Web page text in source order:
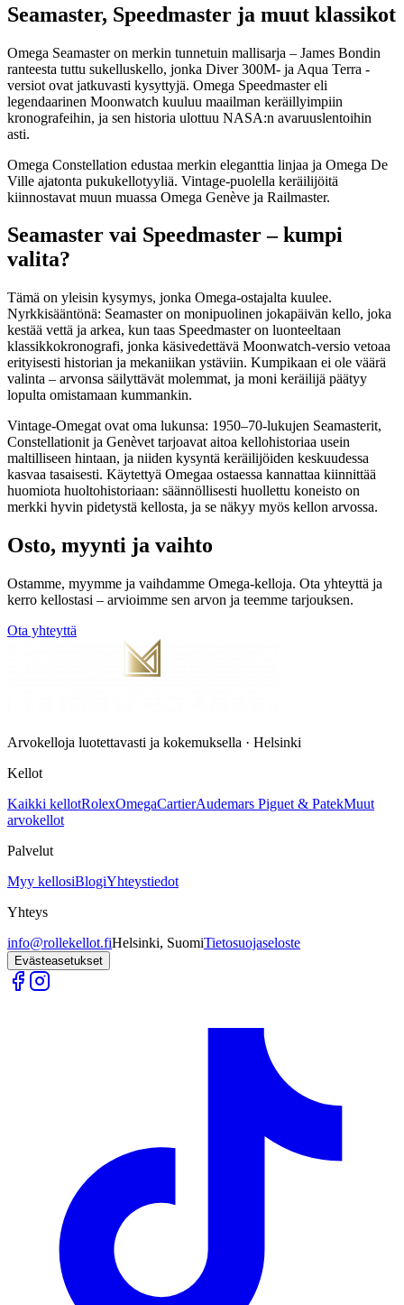
Seamaster, Speedmaster ja muut klassikot
Omega Seamaster on merkin tunnetuin mallisarja – James Bondin
ranteesta tuttu sukelluskello, jonka Diver 300M- ja Aqua Terra -
versiot ovat jatkuvasti kysyttyjä. Omega Speedmaster eli
legendaarinen Moonwatch kuuluu maailman keräillyimpiin
kronografeihin, ja sen historia ulottuu NASA:n avaruuslentoihin
asti.
Omega Constellation edustaa merkin eleganttia linjaa ja Omega De
Ville ajatonta pukukellotyyliä. Vintage-puolella keräilijöitä
kiinnostavat muun muassa Omega Genève ja Railmaster.
Seamaster vai Speedmaster – kumpi
valita?
Tämä on yleisin kysymys, jonka Omega-ostajalta kuulee.
Nyrkkisääntönä: Seamaster on monipuolinen jokapäivän kello, joka
kestää vettä ja arkea, kun taas Speedmaster on luonteeltaan
klassikkokronografi, jonka käsivedettävä Moonwatch-versio vetoaa
erityisesti historian ja mekaniikan ystäviin. Kumpikaan ei ole väärä
valinta – arvonsa säilyttävät molemmat, ja moni keräilijä päätyy
lopulta omistamaan kummankin.
Vintage-Omegat ovat oma lukunsa: 1950–70-lukujen Seamasterit,
Constellationit ja Genèvet tarjoavat aitoa kellohistoriaa usein
maltilliseen hintaan, ja niiden kysyntä keräilijöiden keskuudessa
kasvaa tasaisesti. Käytettyä Omegaa ostaessa kannattaa kiinnittää
huomiota huoltohistoriaan: säännöllisesti huollettu koneisto on
merkki hyvin pidetystä kellosta, ja se näkyy myös kellon arvossa.
Osto, myynti ja vaihto
Ostamme, myymme ja vaihdamme Omega-kelloja. Ota yhteyttä ja
kerro kellostasi – arvioimme sen arvon ja teemme tarjouksen.
Ota yhteyttä
Arvokelloja luotettavasti ja kokemuksella · Helsinki
Kellot
Kaikki kellotRolexOmegaCartierAudemars Piguet & PatekMuut
arvokellot
Palvelut
Myy kellosiBlogiYhteystiedot
Yhteys
info@rollekellot.fiHelsinki, SuomiTietosuojaseloste
Evästeasetukset